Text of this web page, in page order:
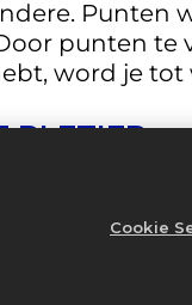
Punten
punten
word je
PLEZIER
je zo leuk
In PGA
via
2K23 en je
Cookie